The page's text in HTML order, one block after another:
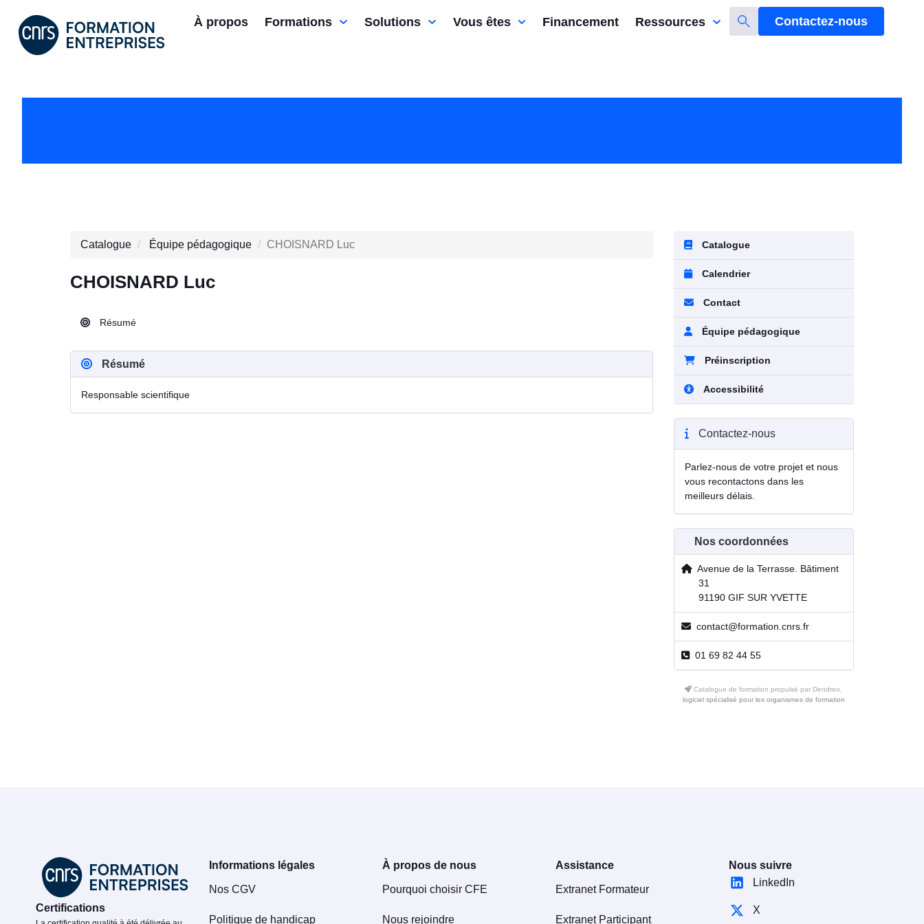
À propos Formations Solutions Vous êtes Financement Ressources Contactez-nous
Catalogue Équipe pédagogique CHOISNARD Luc
CHOISNARD Luc
Résumé
Résumé
Responsable scientifique
Catalogue
Calendrier
Contact
Équipe pédagogique
Préinscription
Accessibilité
Contactez-nous
Parlez-nous de votre projet et nous
vous recontactons dans les
meilleurs délais.
Nos coordonnées
Avenue de la Terrasse. Bâtiment
31
91190 GIF SUR YVETTE
contact@formation.cnrs.fr
01 69 82 44 55
Catalogue de formation propulsé par Dendreo,
logiciel spécialisé pour les organismes de formation
Certifications
Informations légales
Nos CGV
Politique de handicap
À propos de nous
Pourquoi choisir CFE
Nous rejoindre
Assistance
Extranet Formateur
Extranet Participant
Nous suivre
LinkedIn
X